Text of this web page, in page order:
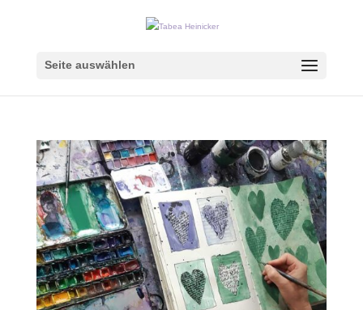
Seite auswählen